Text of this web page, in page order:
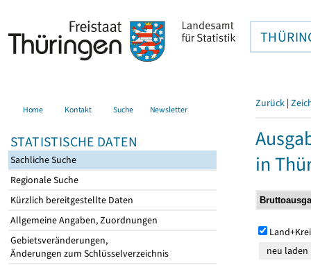
Home Kontakt Suche Newsletter
STATISTISCHE DATEN
Sachliche Suche
Regionale Suche
Kürzlich bereitgestellte Daten
Allgemeine Angaben, Zuordnungen
Gebietsveränderungen,
Änderungen zum Schlüsselverzeichnis
Zurück |
in